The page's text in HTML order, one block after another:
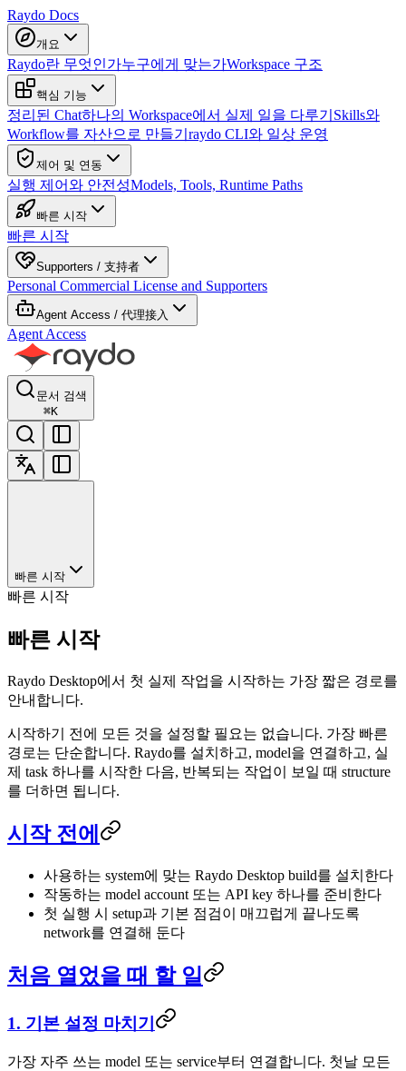
Raydo Docs
개요
Raydo란 무엇인가누구에게 맞는가Workspace 구조
핵심 기능
정리된 Chat하나의 Workspace에서 실제 일을 다루기 Skills와
Workflow를 자산으로 만들기 raydo CLI와 일상 운영
제어 및 연동
실행 제어와 안전성Models, Tools, Runtime Paths
빠른 시작
빠른 시작
Supporters / 支持者
Personal Commercial License and Supporters
Agent Access / 代理接入
Agent Access
문서 검색
⌘K
빠른 시작
빠른 시작
빠른 시작
Raydo Desktop에서 첫 실제 작업을 시작하는 가장 짧은 경로를
안내합니다.
시작하기 전에 모든 것을 설정할 필요는 없습니다. 가장 빠른
경로는 단순합니다. Raydo를 설치하고, model을 연결하고, 실
제 task 하나를 시작한 다음, 반복되는 작업이 보일 때 structure
를 더하면 됩니다.
시작 전에
사용하는 system에 맞는 Raydo Desktop build를 설치한다
작동하는 model account 또는 API key 하나를 준비한다
첫 실행 시 setup과 기본 점검이 매끄럽게 끝나도록
network를 연결해 둔다
처음 열었을 때 할 일
1. 기본 설정 마치기
가장 자주 쓰는 model 또는 service부터 연결합니다. 첫날 모든